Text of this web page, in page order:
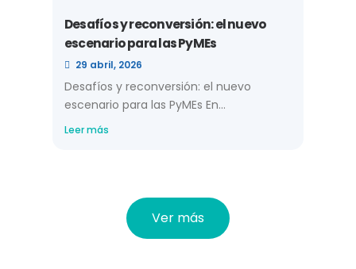
Desafíos y reconversión: el nuevo
escenario para las PyMEs
29 abril, 2026
Desafíos y reconversión: el nuevo
escenario para las PyMEs En...
Leer más
Ver más